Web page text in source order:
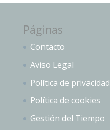
Páginas
Contacto
Aviso Legal
Política de privacidad
Política de cookies
Gestión del Tiempo